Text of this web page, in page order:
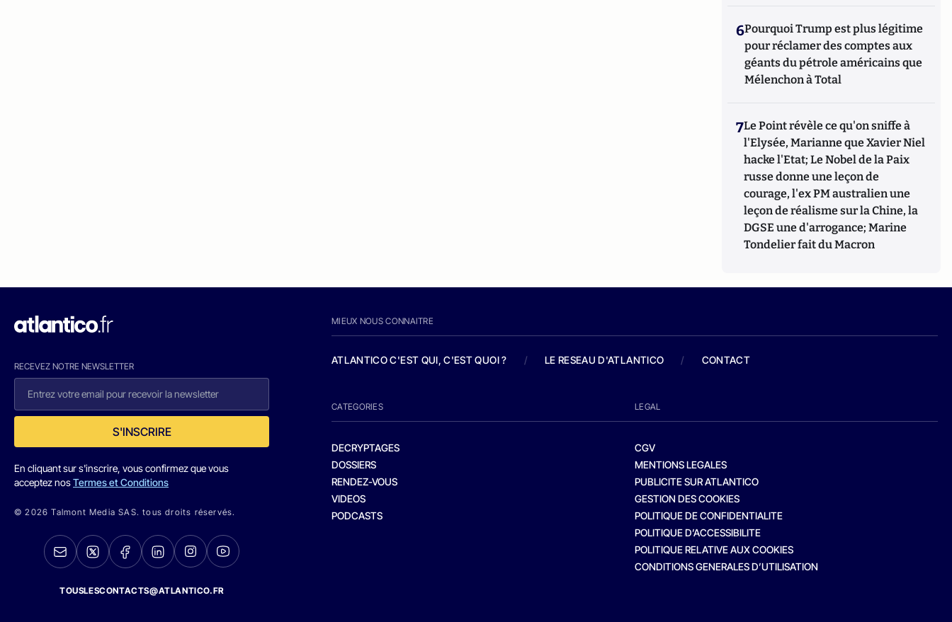
6Pourquoi Trump est plus légitime
pour réclamer des comptes aux
géants du pétrole américains que
Mélenchon à Total
7Le Point révèle ce qu'on sniffe à
l'Elysée, Marianne que Xavier Niel
hacke l'Etat; Le Nobel de la Paix
russe donne une leçon de
courage, l'ex PM australien une
leçon de réalisme sur la Chine, la
DGSE une d'arrogance; Marine
Tondelier fait du Macron
RECEVEZ NOTRE NEWSLETTER
S'INSCRIRE
En cliquant sur s'inscrire, vous confirmez que vous
acceptez nosTermes et Conditions
© 2026 Talmont Media SAS. tous droits réservés.
TOUSLESCONTACTS@ATLANTICO.FR
MIEUX NOUS CONNAITRE
ATLANTICO C'EST QUI, C'EST QUOI ? / LE RESEAU D'ATLANTICO / CONTACT
CATEGORIES
DECRYPTAGES
DOSSIERS
RENDEZ-VOUS
VIDEOS
PODCASTS
LEGAL
CGV
MENTIONS LEGALES
PUBLICITE SUR ATLANTICO
GESTION DES COOKIES
POLITIQUE DE CONFIDENTIALITE
POLITIQUE D’ACCESSIBILITE
POLITIQUE RELATIVE AUX COOKIES
CONDITIONS GENERALES D’UTILISATION